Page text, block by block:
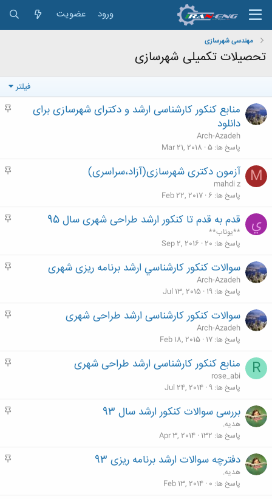
ورود عضویت
مهندسی شهرسازی
تحصیلات تکمیلی شهرسازی
فیلتر
م
منابع کنکور کارشناسی ارشد و دکترای شهرسازی برای
دانلود
Arch-Azadeh
پاسخ ها 5
Mar 21, 2018
M
م
آزمون دکتری شهرسازی(آزاد،سراسری)
mahdi z
پاسخ ها 6
Feb 22, 2017
ي
م
قدم به قدم تا کنکور ارشد طراحی شهری سال 95
**يوتاب**
پاسخ ها 20
Sep 2, 2016
م
سوالات كنكور كارشناسي ارشد برنامه ریزی شهری
Arch-Azadeh
پاسخ ها 19
Jul 13, 2015
م
سوالات کنکور کارشناسی ارشد طراحی شهری
Arch-Azadeh
پاسخ ها 17
Feb 18, 2015
R
م
منابع کنکور کارشناسی ارشد طراحی شهری
rose_abi
پاسخ ها 9
Jul 24, 2014
م
بررسی سوالات کنکور ارشد سال 93
هدیه.
پاسخ ها 132
Apr 3, 2014
م
دفترچه سوالات ارشد برنامه ریزی 93
هدیه.
پاسخ ها 0
Feb 13, 2014